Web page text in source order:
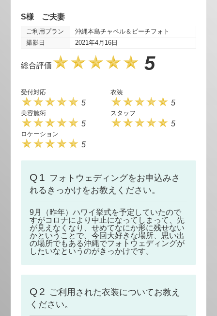
S様 ご夫妻
ご利用プラン
沖縄本島チャペル＆ビーチフォト
撮影日
2021年4月16日
総合評価 5
受付対応
5
衣装
5
美容施術
5
スタッフ
5
ロケーション
5
Q1 フォトウェディングをお申込みさ
れるきっかけをお教えください。
9月（昨年）ハワイ挙式を予定していたので
すがコロナにより中止になってしまって、先
が見えなくなり、せめてなにか形に残せない
かということで、今回大好きな場所、思い出
の場所でもある沖縄でフォトウェディングが
したいなというのがきっかけです。
Q2 ご利用された衣装についてお教え
ください。